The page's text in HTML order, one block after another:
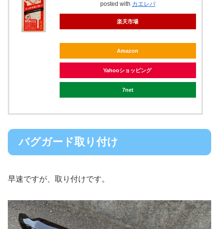
posted with カエレバ
楽天市場
Amazon
Yahooショッピング
7net
バグガード取り付け
早速ですが、取り付けです。